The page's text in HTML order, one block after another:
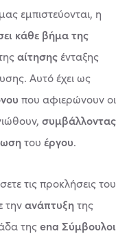
εμπιστεύονται, η
κάθε βήμα της
αίτησηςένταξης
Αυτό έχει ως
που αφιερώνουν οι
συμβάλλοντας
του έργου.
τις προκλήσεις του
τηνανάπτυξητης
τηςena Σύμβουλοι